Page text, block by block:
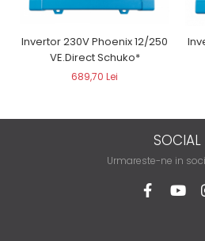
Invertor 230V Phoenix 12/250
VE.Direct Schuko*
689,70 Lei
SOCIAL
Urmareste-ne in